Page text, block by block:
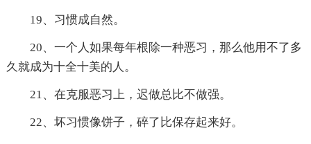
19、习惯成自然。
20、一个人如果每年根除一种恶习，那么他用不了多
久就成为十全十美的人。
21、在克服恶习上，迟做总比不做强。
22、坏习惯像饼子，碎了比保存起来好。